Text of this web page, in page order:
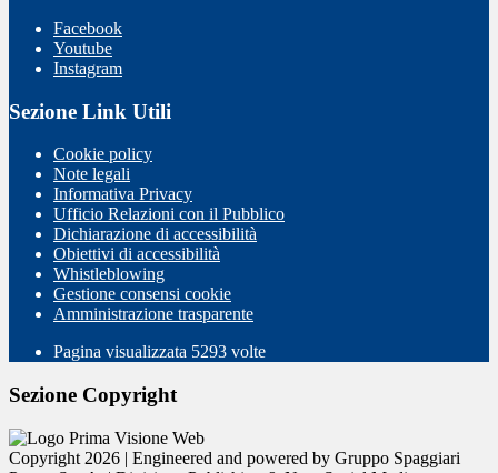
Facebook
Youtube
Instagram
Sezione Link Utili
Cookie policy
Note legali
Informativa Privacy
Ufficio Relazioni con il Pubblico
Dichiarazione di accessibilità
Obiettivi di accessibilità
Whistleblowing
Gestione consensi cookie
Amministrazione trasparente
Pagina visualizzata 5293 volte
Sezione Copyright
Copyright 2026 | Engineered and powered by Gruppo Spaggiari